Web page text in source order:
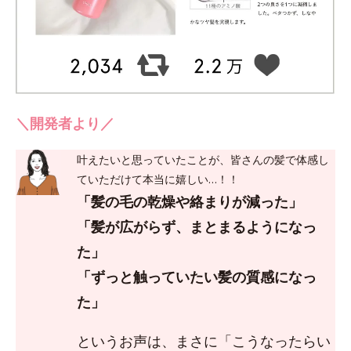
＼開発者より／
叶えたいと思っていたことが、皆さんの髪で体感し
ていただけて本当に嬉しい…！！
「髪の毛の乾燥や絡まりが減った」
「髪が広がらず、まとまるようになっ
た」
「ずっと触っていたい髪の質感になっ
た」
というお声は、まさに「こうなったらい